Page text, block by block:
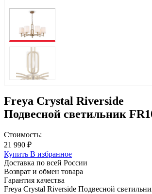
Freya Crystal Riverside
Подвесной светильник
Стоимость:
21 990 ₽
Купить В избранное
Доставка по всей России
Возврат и обмен товара
Гарантия качества
Freya Crystal Riverside Подвесной